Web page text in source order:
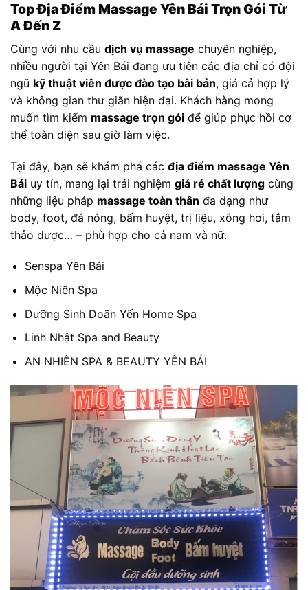
Top Địa Điểm Massage Yên Bái Trọn Gói Từ
A Đến Z
Cùng với nhu cầu dịch vụ massage chuyên nghiệp,
nhiều người tại Yên Bái đang ưu tiên các địa chỉ có đội
ngũ kỹ thuật viên được đào tạo bài bản, giá cả hợp lý
và không gian thư giãn hiện đại. Khách hàng mong
muốn tìm kiếm massage trọn gói để giúp phục hồi cơ
thể toàn diện sau giờ làm việc.
Tại đây, bạn sẽ khám phá các địa điểm massage Yên
Bái uy tín, mang lại trải nghiệm giá rẻ chất lượng cùng
những liệu pháp massage toàn thân đa dạng như
body, foot, đá nóng, bấm huyệt, trị liệu, xông hơi, tắm
thảo dược… – phù hợp cho cả nam và nữ.
Senspa Yên Bái
Mộc Niên Spa
Dưỡng Sinh Doãn Yến Home Spa
Linh Nhật Spa and Beauty
AN NHIÊN SPA & BEAUTY YÊN BÁI